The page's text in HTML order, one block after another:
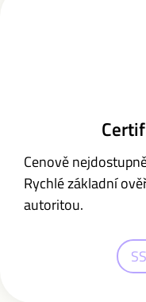
Cenově
Rychlé základní
autoritou.